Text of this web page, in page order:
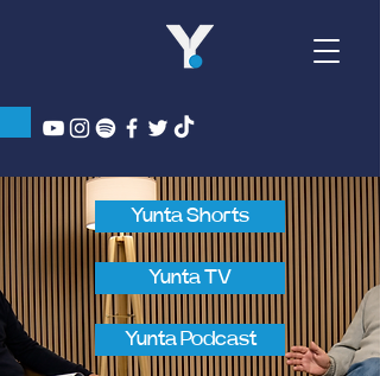
Yunta Shorts
Yunta TV
Yunta Podcast